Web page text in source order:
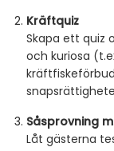
Kräftquiz
Skapa ett quiz
och kuriosa
Såsprovning
Låt gästerna